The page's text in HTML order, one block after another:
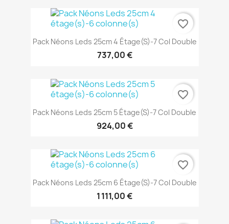
Pack Néons Leds 25cm 4 Étage(s)-7 Col Double
737,00 €
favorite_border
Pack Néons Leds 25cm 5 Étage(s)-7 Col Double
924,00 €
favorite_border
Pack Néons Leds 25cm 6 Étage(s)-7 Col Double
1 111,00 €
favorite_border